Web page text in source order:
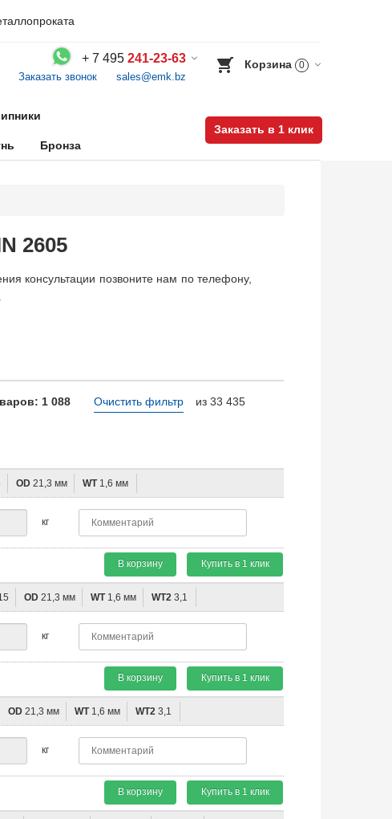
+ 7 495 241-23-63
Заказать звонок sales@emk.bz
Корзина 0
Бронза
Заказать в 1 клик
2605
консультации позвоните нам по телефону,
1 088 из 33 435
Очистить фильтр
OD 21,3 мм WT1,6 мм
кг
В корзину Купить в 1 клик
OD 21,3 мм WT1,6 мм WT2 3,1
кг
В корзину Купить в 1 клик
OD 21,3 мм WT1,6 мм WT2 3,1
кг
В корзину Купить в 1 клик